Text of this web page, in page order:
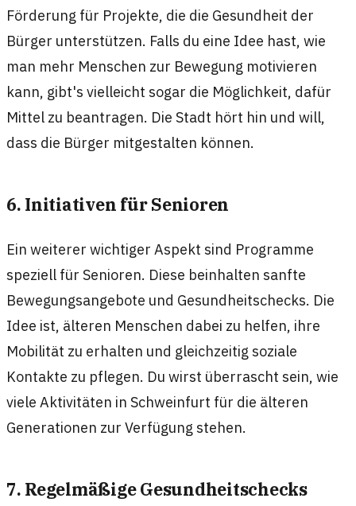
Förderung für Projekte, die die Gesundheit der
Bürger unterstützen. Falls du eine Idee hast, wie
man mehr Menschen zur Bewegung motivieren
kann, gibt's vielleicht sogar die Möglichkeit, dafür
Mittel zu beantragen. Die Stadt hört hin und will,
dass die Bürger mitgestalten können.
6. Initiativen für Senioren
Ein weiterer wichtiger Aspekt sind Programme
speziell für Senioren. Diese beinhalten sanfte
Bewegungsangebote und Gesundheitschecks. Die
Idee ist, älteren Menschen dabei zu helfen, ihre
Mobilität zu erhalten und gleichzeitig soziale
Kontakte zu pflegen. Du wirst überrascht sein, wie
viele Aktivitäten in Schweinfurt für die älteren
Generationen zur Verfügung stehen.
7. Regelmäßige Gesundheitschecks